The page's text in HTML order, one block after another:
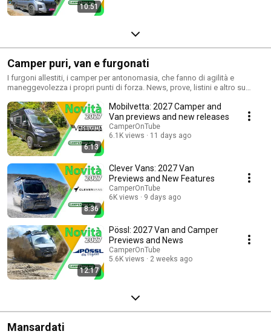
10:51
Camper puri, van e furgonati
I furgoni allestiti, i camper per antonomasia, che fanno di agilità e
maneggevolezza i propri punti di forza. News, prove, listini e altro su
6:13
Mobilvetta: 2027 Camper and
Van previews and new releases
CamperOnTube
6.1K views
11 days ago
8:36
Clever Vans: 2027 Van
Previews and New Features
CamperOnTube
6K views
9 days ago
12:17
Pössl: 2027 Van and Camper
Previews and News
CamperOnTube
5.6K views
2 weeks ago
Mansardati